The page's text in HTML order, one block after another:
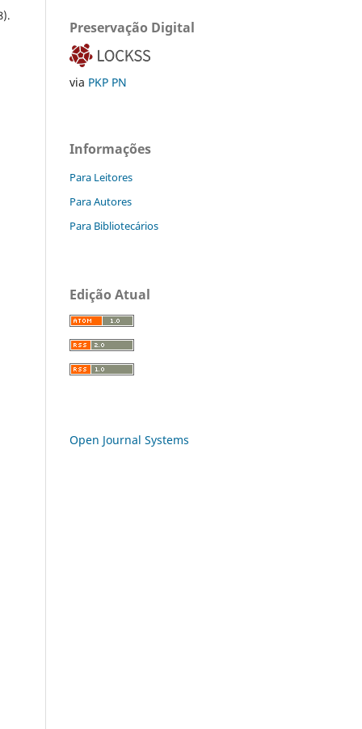
Preservação Digital
via PKP PN
Informações
Para Leitores
Para Autores
Para Bibliotecários
Edição Atual
Open Journal Systems